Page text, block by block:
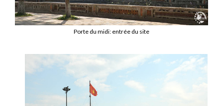
Porte du midi: entrée du site